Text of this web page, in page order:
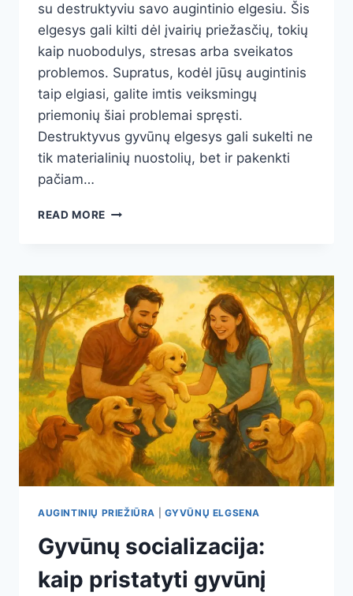
su destruktyviu savo augintinio elgesiu. Šis
elgesys gali kilti dėl įvairių priežasčių, tokių
kaip nuobodulys, stresas arba sveikatos
problemos. Supratus, kodėl jūsų augintinis
taip elgiasi, galite imtis veiksmingų
priemonių šiai problemai spręsti.
Destruktyvus gyvūnų elgesys gali sukelti ne
tik materialinių nuostolių, bet ir pakenkti
pačiam…
READ MORE DESTRUKTYVAUS
KAIP
SUSIDOROTI
SU
PROBLEMOMIS
AUGINTINIŲ PRIEŽIŪRA GYVŪNŲ ELGSENA
Gyvūnų socializacija:
kaip pristatyti gyvūnį